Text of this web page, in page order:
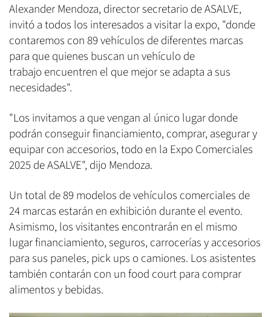
Alexander Mendoza, director secretario de ASALVE,
invitó a todos los interesados a visitar la expo, "donde
contaremos con 89 vehículos de diferentes marcas
para que quienes buscan un vehículo de
trabajo encuentren el que mejor se adapta a sus
necesidades".
"Los invitamos a que vengan al único lugar donde
podrán conseguir financiamiento, comprar, asegurar y
equipar con accesorios, todo en la Expo Comerciales
2025 de ASALVE", dijo Mendoza.
Un total de 89 modelos de vehículos comerciales de
24 marcas estarán en exhibición durante el evento.
Asimismo, los visitantes encontrarán en el mismo
lugar financiamiento, seguros, carrocerías y accesorios
para sus paneles, pick ups o camiones. Los asistentes
también contarán con un food court para comprar
alimentos y bebidas.